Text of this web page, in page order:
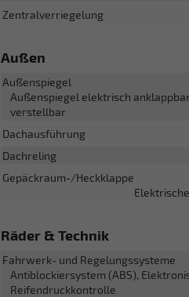
Zentralverriegelung
Außen
Außenspiegel
Außenspiegel elektrisch
verstellbar
Dachausführung
Dachreling
Gepäckraum-/Heckklappe
Räder & Technik
Fahrwerk- und Regelungssysteme
Antiblockiersystem (ABS),
Reifendruckkontrolle